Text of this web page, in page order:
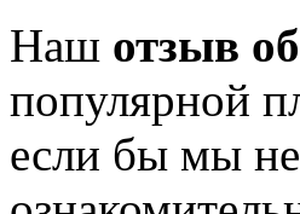
Наш отзыв
популярной
если бы мы не